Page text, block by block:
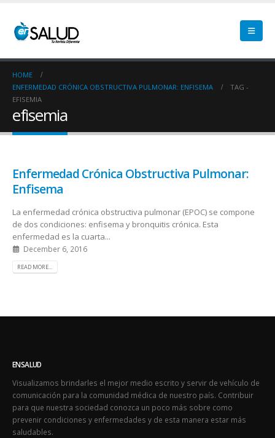
HOME
ENFERMEDAD CRÓNICA OBSTRUCTIVA PULMONAR: ENFISEMA
TAG -
EFISEMIA
efisemia
Enfermedad Crónica Obstructiva Pulmonar:
Enfisema
La enfermedad crónica obstructiva pulmonar (EPOC) se compone
de dos condiciones: enfisema y bronquitis crónica. Esta
enfermedad es la cuarta...
December 6, 2016
READ MORE...
ENSALUD
Visualizamos brindarles el mejor medio escrito y servir de vehículo de
comunicación para la comunidad médica de nuestro país. Contribuir
para que nuestra sociedad conozca un poco más sobre como
prevenir condiciones y enfermedades y de esta manera estar más
saludables.